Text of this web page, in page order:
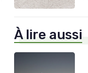
À lire aussi